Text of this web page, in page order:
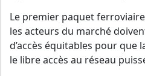
Le premier paquet
les acteurs du marché
d’accès équitables pour que
le libre accès au réseau